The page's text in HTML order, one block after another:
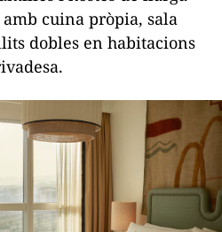
cuina pròpia, sala
dobles en habitacions